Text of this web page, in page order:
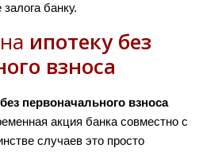
банку.
ипотеку без
взноса
первоначального взноса
акция банка совместно с
случаев это просто